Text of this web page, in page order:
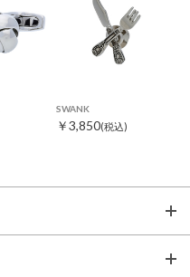
SWANK
￥3,850(税込)